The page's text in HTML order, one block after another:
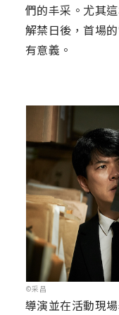
們的丰采。尤其
解禁日後，首場
有意義。
©采昌
導演並在活動現